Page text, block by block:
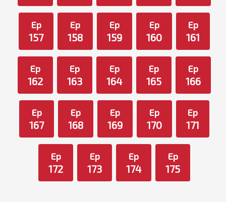
Ep
157
Ep
158
Ep
159
Ep
160
Ep
161
Ep
162
Ep
163
Ep
164
Ep
165
Ep
166
Ep
167
Ep
168
Ep
169
Ep
170
Ep
171
Ep
172
Ep
173
Ep
174
Ep
175